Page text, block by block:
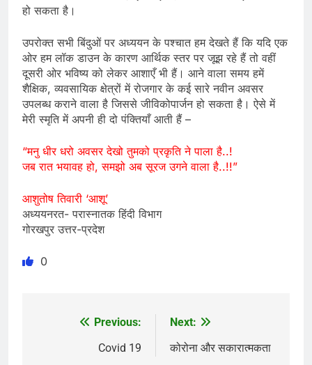
हो सकता है।
उपरोक्त सभी बिंदुओं पर अध्ययन के पश्चात हम देखते हैं कि यदि एक
ओर हम लॉक डाउन के कारण आर्थिक स्तर पर जूझ रहे हैं तो वहीं
दूसरी ओर भविष्य को लेकर आशाएँ भी हैं। आने वाला समय हमें
शैक्षिक, व्यवसायिक क्षेत्रों में रोजगार के कई सारे नवीन अवसर
उपलब्ध कराने वाला है जिससे जीविकोपार्जन हो सकता है। ऐसे में
मेरी स्मृति में अपनी ही दो पंक्तियाँ आती हैं –
“मनु धीर धरो अवसर देखो तुमको प्रकृति ने पाला है..!
जब रात भयावह हो, समझो अब सूरज उगने वाला है..!!”
आशुतोष तिवारी ‘आशू’
अध्ययनरत- परास्नातक हिंदी विभाग
गोरखपुर उत्तर-प्रदेश
0
navigation
Previous:
Covid 19
Next:
कोरोना और सकारात्मकता